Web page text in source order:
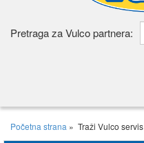
Pretraga za Vulco partnera:
Početna strana » Traži Vulco servis